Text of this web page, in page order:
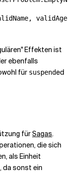
validAge)
Effekten ist
ebenfalls
für suspended
fürSagas.
die sich
als Einheit
da sonst ein